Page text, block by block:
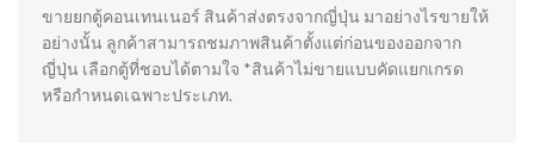
ขายยกตู้คอนเทนเนอร์ สินค้าส่งตรงจากญี่ปุ่น มาอย่างไรขายให้
อย่างนั้น ลูกค้าสามารถชมภาพสินค้าตั้งแต่ก่อนของออกจาก
ญี่ปุ่น เลือกตู้ที่ชอบได้ตามใจ *สินค้าไม่ขายแบบคัดแยกเกรด
หรือกำหนดเฉพาะประเภท.